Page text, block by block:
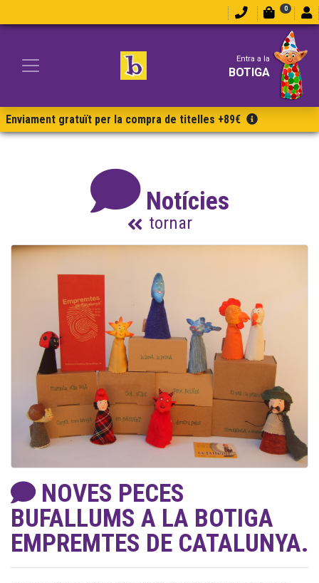
0
Entra a la
BOTIGA
Enviament gratuït per la compra de titelles +89€
Notícies
tornar
NOVES PECES
BUFALLUMS A LA BOTIGA
EMPREMTES DE CATALUNYA.